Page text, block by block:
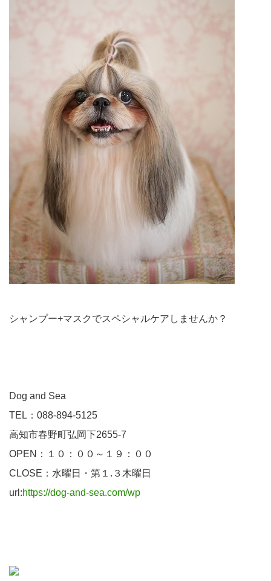
シャンプー+マスクでスペシャルケアしませんか？
Dog and Sea
TEL：088-894-5125
高知市春野町弘岡下2655-7
OPEN：１０：００～１９：００
CLOSE：水曜日・第１.３木曜日
url:https://dog-and-sea.com/wp